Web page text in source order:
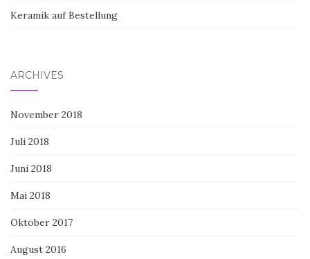
Keramik auf Bestellung
ARCHIVES
November 2018
Juli 2018
Juni 2018
Mai 2018
Oktober 2017
August 2016